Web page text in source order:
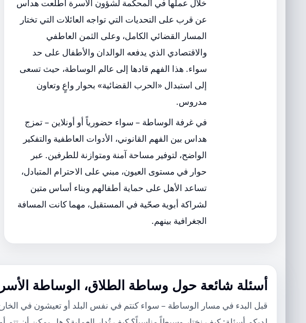
خلال عملها في المحكمة لشؤون الأسرة اطّلعت هداس
عن قرب على التحديات التي تواجه العائلات التي تختار
المسار القضائي الكامل، وعلى الثمن العاطفي
والاقتصادي الذي يدفعه الوالدان والأطفال على حد
سواء. هذا الفهم قادها إلى عالم الوساطة، حيث تسعى
إلى استبدال «الحرب القضائية» بحوار واعٍ وتعاون
مدروس.
في غرفة الوساطة – سواء حضورياً أو أونلاين – تمزج
هداس بين الفهم القانوني، الأدوات العاطفية والتفكير
الواضح، لتوفير مساحة آمنة ومتوازنة للطرفين. عبر
حوار في مستوى العيون، مبني على الاحترام المتبادل،
تساعد الأهل على حماية أطفالهم وبناء أساس متين
لشراكة أبوية صحّية في المستقبل، مهما كانت المسافة
الجغرافية بينهم.
أسئلة شائعة حول وساطة الطلاق، الوساطة
قبل البدء في مسار الوساطة – سواء كنتم في نفس البلد أو تعيشون في